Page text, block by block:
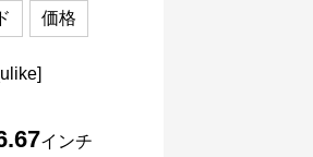
価格
インチ